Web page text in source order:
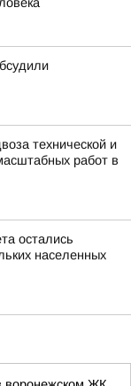
технической и
работ в
остались
населенных